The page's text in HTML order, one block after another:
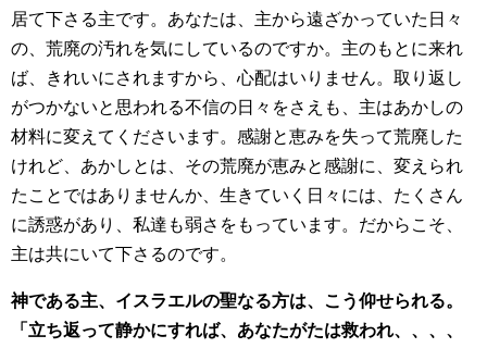
居て下さる主です。あなたは、主から遠ざかっていた日々
の、荒廃の汚れを気にしているのですか。主のもとに来れ
ば、きれいにされますから、心配はいりません。取り返し
がつかないと思われる不信の日々をさえも、主はあかしの
材料に変えてくださいます。感謝と恵みを失って荒廃した
けれど、あかしとは、その荒廃が恵みと感謝に、変えられ
たことではありませんか、生きていく日々には、たくさん
に誘惑があり、私達も弱さをもっています。だからこそ、
主は共にいて下さるのです。
神である主、イスラエルの聖なる方は、こう仰せられる。
「立ち返って静かにすれば、あなたがたは救われ、、、、